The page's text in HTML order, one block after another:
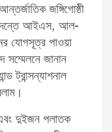
জঙ্গিগোষ্ঠী
আইএস, আল-
যোগসূত্র পাওয়া
জানান
ট্রান্সন্যাশনাল
দুইজন পলাতক